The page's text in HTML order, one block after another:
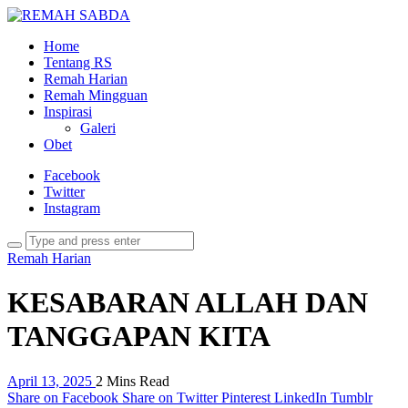
Home
Tentang RS
Remah Harian
Remah Mingguan
Inspirasi
Galeri
Obet
Facebook
Twitter
Instagram
Remah Harian
KESABARAN ALLAH DAN
TANGGAPAN KITA
April 13, 2025 2 Mins Read
Share on Facebook Share on Twitter Pinterest LinkedIn Tumblr